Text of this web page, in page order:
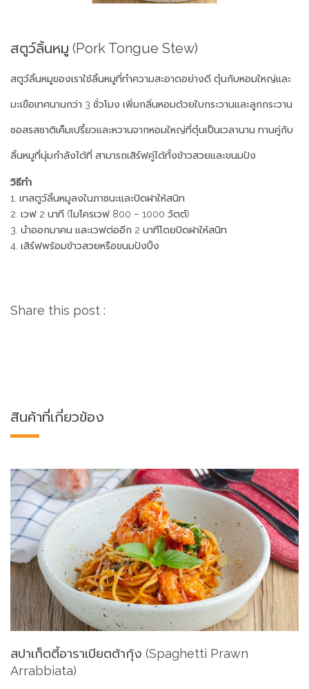
สตูว์ลิ้นหมู (Pork Tongue Stew)
สตูว์ลิ้นหมูของเราใช้ลิ้นหมูที่ทำความสะอาดอย่างดี ตุ๋นกับหอมใหญ่และ
มะเขือเทศนานกว่า 3 ชั่วโมง เพิ่มกลิ่นหอมด้วยใบกระวานและลูกกระวาน
ซอสรสชาติเค็มเปรี้ยวและหวานจากหอมใหญ่ที่ตุ๋นเป็นเวลานาน ทานคู่กับ
ลิ้นหมูที่นุ่มกำลังได้ที่ สามารถเสิร์ฟคู่ได้ทั้งข้าวสวยและขนมปัง
วิธีทำ
1. เทสตูว์ลิ้นหมูลงในภาชนะและปิดฝาให้สนิท
2. เวฟ 2 นาที (ไมโครเวฟ 800 – 1000 วัตต์)
3. นำออกมาคน และเวฟต่ออีก 2 นาทีโดยปิดฝาให้สนิท
4. เสิร์ฟพร้อมข้าวสวยหรือขนมปังปิ้ง
Share this post :
สินค้าที่เกี่ยวข้อง
สปาเก็ตตี้อาราเบียตต้ากุ้ง (Spaghetti Prawn
Arrabbiata)